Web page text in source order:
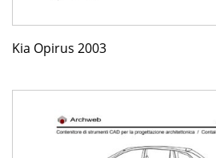
Kia Opirus 2003